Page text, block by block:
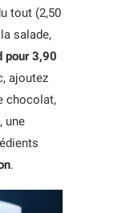
tout (2,50
salade,
pour 3,90
ajoutez
chocolat,
une
.